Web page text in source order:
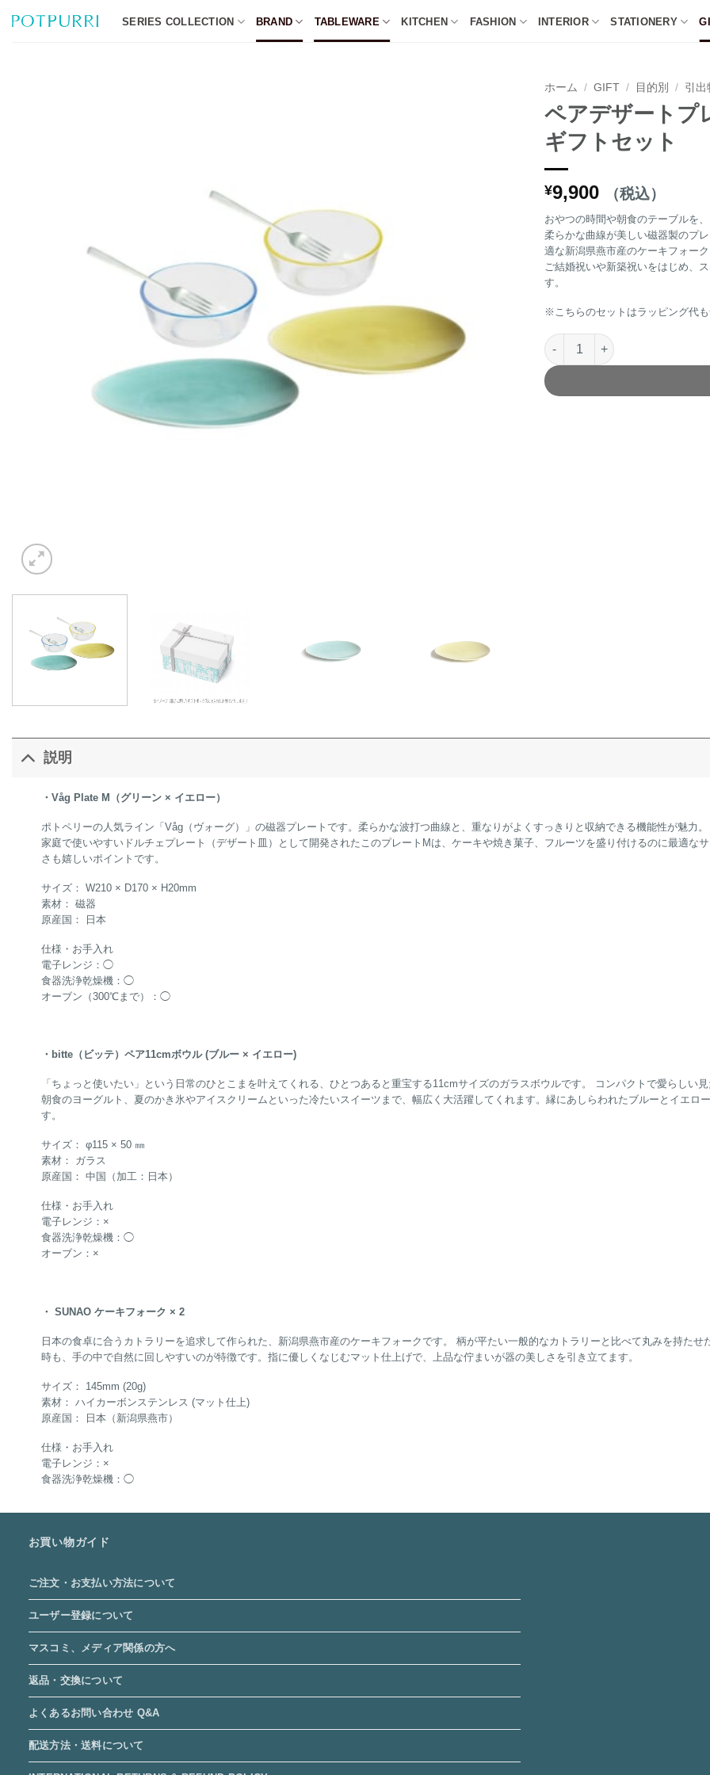
SERIES COLLECTION BRAND TABLEWARE KITCHEN FASHION INTERIOR STATIONERY
ホーム / GIFT / 目的別 / 引出
ペアデザートプ
ギフトセット
¥9,900 （税込）
おやつの時間や朝食のテーブルを
柔らかな曲線が美しい磁器製のプ
適な新潟県燕市産のケーキフォー
ご結婚祝いや新築祝いをはじめ、
す。
※こちらのセットはラッピング代も
ペアデザートプレート＆ガラス
説明
・Våg Plate M（グリーン × イエロー）
ポトペリーの人気ライン「Våg（ヴォーグ）」の磁器プレートです。柔らかな波打つ曲線と、重なりがよくすっきりと収納できる機能性が魅力。
家庭で使いやすいドルチェプレート（デザート皿）として開発されたこのプレートMは、ケーキや焼き菓子、フルーツを盛り付けるのに最適な
さも嬉しいポイントです。
サイズ： W210 × D170 × H20mm
素材： 磁器
原産国： 日本
仕様・お手入れ
電子レンジ：◯
食器洗浄乾燥機：◯
オーブン（300℃まで）：◯
・bitte（ビッテ）ペア11cmボウル (ブルー × イエロー)
「ちょっと使いたい」という日常のひとこまを叶えてくれる、ひとつあると重宝する11cmサイズのガラスボウルです。 コンパクトで愛らしい
朝食のヨーグルト、夏のかき氷やアイスクリームといった冷たいスイーツまで、幅広く大活躍してくれます。縁にあしらわれたブルーとイエロ
す。
サイズ： φ115 × 50 ㎜
素材： ガラス
原産国： 中国（加工：日本）
仕様・お手入れ
電子レンジ：×
食器洗浄乾燥機：◯
オーブン：×
・ SUNAO ケーキフォーク × 2
日本の食卓に合うカトラリーを追求して作られた、新潟県燕市産のケーキフォークです。 柄が平たい一般的なカトラリーと比べて丸みを持た
時も、手の中で自然に回しやすいのが特徴です。指に優しくなじむマット仕上げで、上品な佇まいが器の美しさを引き立てます。
サイズ： 145mm (20g)
素材： ハイカーボンステンレス (マット仕上)
原産国： 日本（新潟県燕市）
仕様・お手入れ
電子レンジ：×
食器洗浄乾燥機：◯
お買い物ガイド
ご注文・お支払い方法について
ユーザー登録について
マスコミ、メディア関係の方へ
返品・交換について
よくあるお問い合わせ Q&A
配送方法・送料について